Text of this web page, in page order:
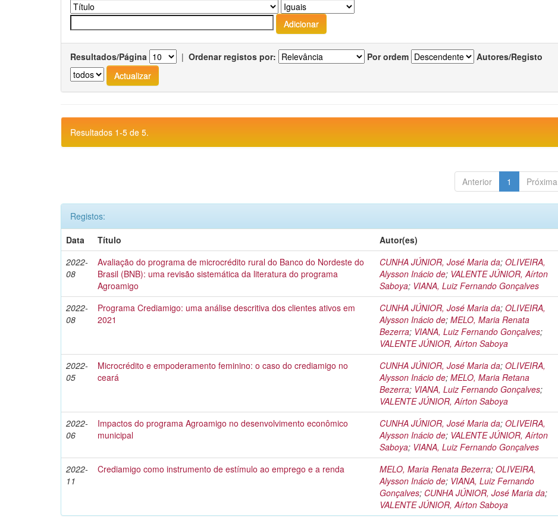
Resultados/Página | Ordenar registos por: Por ordem Autores/Registo
Resultados 1-5 de 5.
Anterior 1 Próxima
Registos:
Data
Título
Autor(es)
2022-
08
Avaliação do programa de microcrédito rural do Banco do Nordeste do
Brasil (BNB): uma revisão sistemática da literatura do programa
Agroamigo
CUNHA JÚNIOR, José Maria da;OLIVEIRA,
Alysson Inácio de; VALENTE JÚNIOR, Aírton
Saboya; VIANA, Luiz Fernando Gonçalves
2022-
08
Programa Crediamigo: uma análise descritiva dos clientes ativos em
2021
CUNHA JÚNIOR, José Maria da;OLIVEIRA,
Alysson Inácio de;MELO, Maria Renata
Bezerra; VIANA, Luiz Fernando Gonçalves;
VALENTE JÚNIOR, Aírton Saboya
2022-
05
Microcrédito e empoderamento feminino: o caso do crediamigo no
ceará
CUNHA JÚNIOR, José Maria da;OLIVEIRA,
Alysson Inácio de;MELO, Maria Retana
Bezerra; VIANA, Luiz Fernando Gonçalves;
VALENTE JÚNIOR, Aírton Saboya
2022-
06
Impactos do programa Agroamigo no desenvolvimento econômico
municipal
CUNHA JÚNIOR, José Maria da;OLIVEIRA,
Alysson Inácio de; VALENTE JÚNIOR, Aírton
Saboya; VIANA, Luiz Fernando Gonçalves
2022-
11
Crediamigo como instrumento de estímulo ao emprego e a renda MELO, Maria Renata Bezerra;OLIVEIRA,
Alysson Inácio de; VIANA, Luiz Fernando
Gonçalves; CUNHA JÚNIOR, José Maria da;
VALENTE JÚNIOR, Aírton Saboya